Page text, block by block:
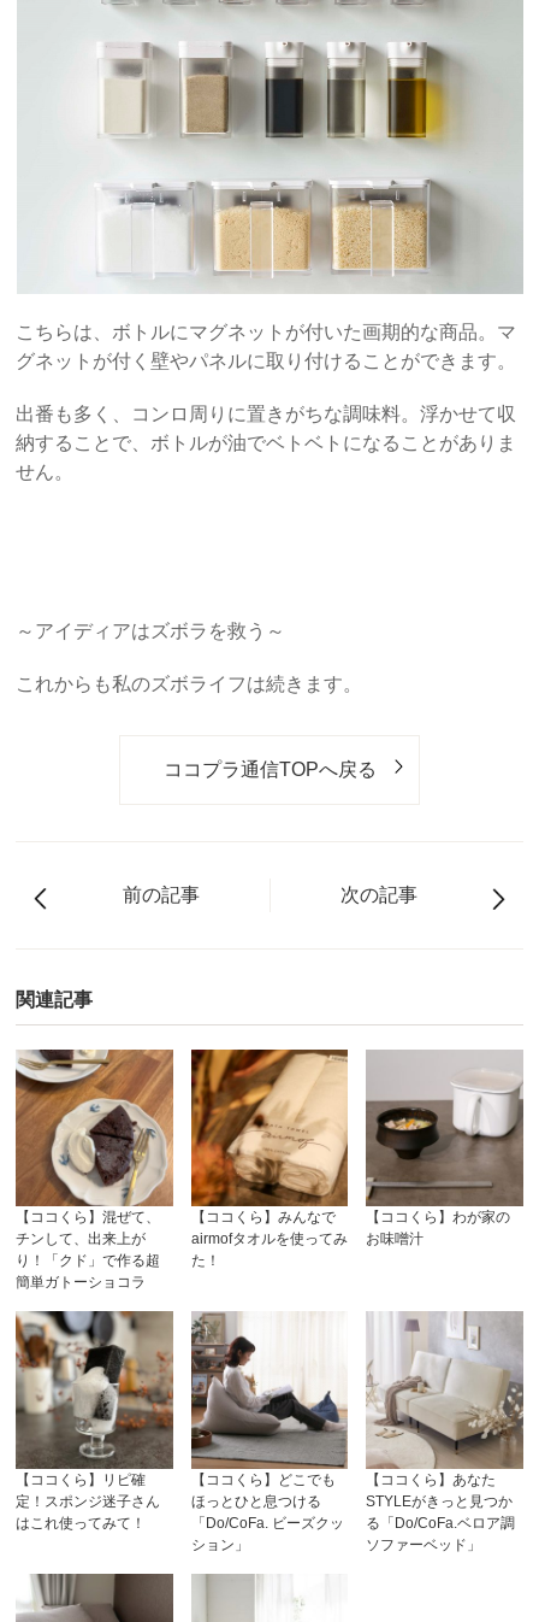
こちらは、ボトルにマグネットが付いた画期的な商品。マ
グネットが付く壁やパネルに取り付けることができます。
出番も多く、コンロ周りに置きがちな調味料。浮かせて収
納することで、ボトルが油でベトベトになることがありま
せん。
～アイディアはズボラを救う～
これからも私のズボライフは続きます。
ココプラ通信TOPへ戻る
前の記事 次の記事
関連記事
【ココくら】混ぜて、
チンして、出来上が
り！「クド」で作る超
簡単ガトーショコラ
【ココくら】みんなで
airmofタオルを使ってみ
た！
【ココくら】わが家の
お味噌汁
【ココくら】リピ確
定！スポンジ迷子さん
はこれ使ってみて！
【ココくら】どこでも
ほっとひと息つける
「Do/CoFa. ビーズクッ
ション」
【ココくら】あなた
STYLEがきっと見つか
る「Do/CoFa.ベロア調
ソファーベッド」